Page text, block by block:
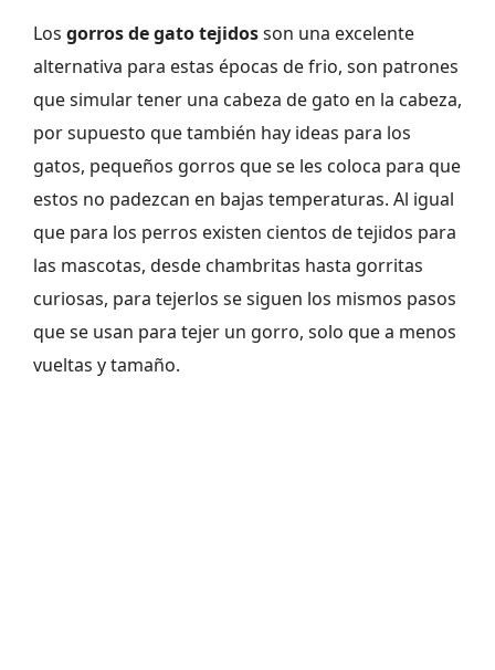
Los gorros de gato tejidosson una excelente
alternativa para estas épocas de frio, son patrones
que simular tener una cabeza de gato en la cabeza,
por supuesto que también hay ideas para los
gatos, pequeños gorros que se les coloca para que
estos no padezcan en bajas temperaturas. Al igual
que para los perros existen cientos de tejidos para
las mascotas, desde chambritas hasta gorritas
curiosas, para tejerlos se siguen los mismos pasos
que se usan para tejer un gorro, solo que a menos
vueltas y tamaño.